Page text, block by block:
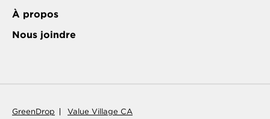
À propos
Nous joindre
GreenDrop Value Village CA